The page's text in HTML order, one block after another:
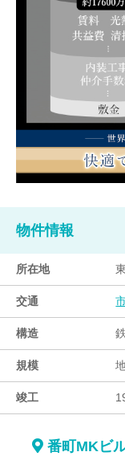
物件情報
所在地
交通
構造
規模
竣工
番町MKビ